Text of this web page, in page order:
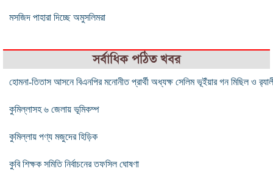
মসজিদ পাহারা দিচ্ছে অমুসলিমরা
সর্বাধিক পঠিত খবর
হোমনা-তিতাস আসনে বিএনপির মনোনীত প্রার্থী অধ্যক্ষ সেলিম ভূইঁয়ার গন মিছিল ও
কুমিল্লাসহ ৬ জেলায় ভূমিকম্প
কুমিল্লায় পণ্য মজুদের হিড়িক
কুবি শিক্ষক সমিতি নির্বাচনের তফসিল ঘোষণা